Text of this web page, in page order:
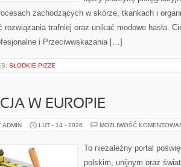
zachodzących w skórze, tkankach i
rozwiązania trafniej oraz unikać modowe hasła.
i Przeciwwskazania […]
SŁODKIE PIZZE
W EUROPIE
ADMIN LUT - 14 - 2026 MOŻLIWOŚĆ
To niezależny portal
polskim, unijnym oraz